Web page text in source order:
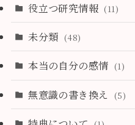
役立つ研究情報 (11)
未分類 (48)
本当の自分の感情 (1)
無意識の書き換え (5)